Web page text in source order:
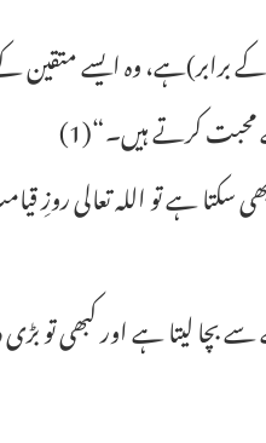
وہ ایسے متقین کے
محبت کرتے ہیں۔“(1)
ہے تو اللہ تعالی روزِ
بچا لیتا ہے اور کبھی تو